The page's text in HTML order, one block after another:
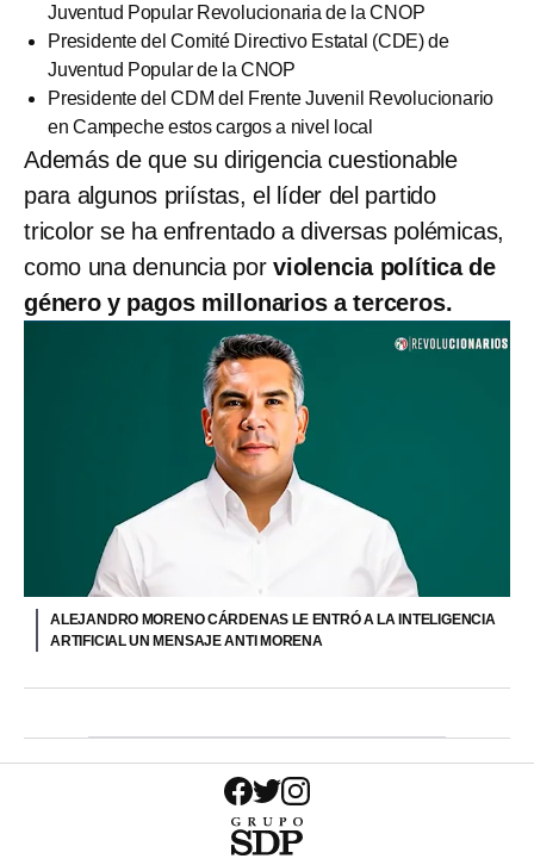
Juventud Popular Revolucionaria de la CNOP
Presidente del Comité Directivo Estatal (CDE) de
Juventud Popular de la CNOP
Presidente del CDM del Frente Juvenil Revolucionario
en Campeche estos cargos a nivel local
Además de que su dirigencia cuestionable
para algunos priístas, el líder del partido
tricolor se ha enfrentado a diversas polémicas,
como una denuncia porviolencia política de
género y pagos millonarios a terceros.
ALEJANDRO MORENO CÁRDENAS LE ENTRÓ A LA INTELIGENCIA
ARTIFICIAL UN MENSAJE ANTI MORENA